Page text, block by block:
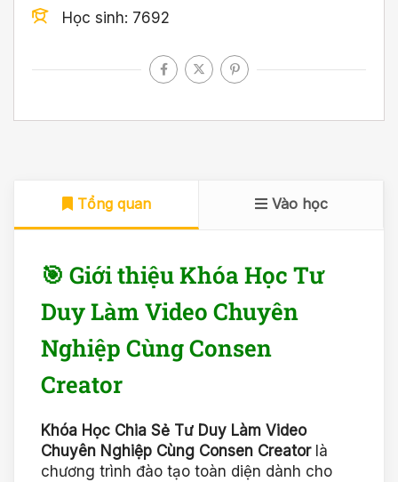
Tổng quan Vào học
🎯 Giới thiệu Khóa Học Tư
Duy Làm Video Chuyên
Nghiệp Cùng Consen
Creator
Khóa Học Chia Sẻ Tư Duy Làm Video
Chuyên Nghiệp Cùng Consen Creatorlà
chương trình đào tạo toàn diện dành cho
Học sinh 7692